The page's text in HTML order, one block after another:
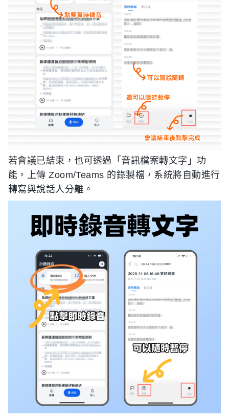
若會議已結束，也可透過「音訊檔案轉文字」功
能，上傳 Zoom/Teams 的錄製檔，系統將自動進行
轉寫與說話人分離。